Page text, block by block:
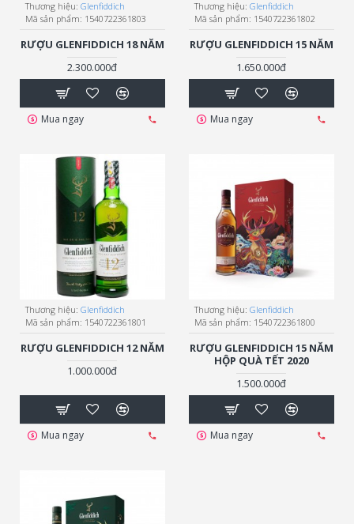
Thương hiệu: Glenfiddich
Mã sản phẩm: 1540722361803
RƯỢU GLENFIDDICH 18 NĂM
2.300.000đ
Mua ngay
Thương hiệu: Glenfiddich
Mã sản phẩm: 1540722361802
RƯỢU GLENFIDDICH 15 NĂM
1.650.000đ
Mua ngay
Thương hiệu: Glenfiddich
Mã sản phẩm: 1540722361801
RƯỢU GLENFIDDICH 12 NĂM
1.000.000đ
Mua ngay
Thương hiệu: Glenfiddich
Mã sản phẩm: 1540722361800
RƯỢU GLENFIDDICH 15 NĂM
HỘP QUÀ TẾT 2020
1.500.000đ
Mua ngay